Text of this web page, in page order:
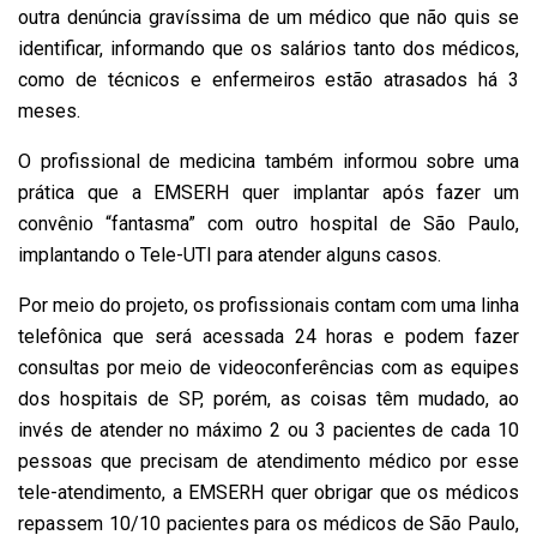
outra denúncia gravíssima de um médico que não quis se
identificar, informando que os salários tanto dos médicos,
como de técnicos e enfermeiros estão atrasados há 3
meses.
O profissional de medicina também informou sobre uma
prática que a EMSERH quer implantar após fazer um
convênio “fantasma” com outro hospital de São Paulo,
implantando o Tele-UTI para atender alguns casos.
Por meio do projeto, os profissionais contam com uma linha
telefônica que será acessada 24 horas e podem fazer
consultas por meio de videoconferências com as equipes
dos hospitais de SP, porém, as coisas têm mudado, ao
invés de atender no máximo 2 ou 3 pacientes de cada 10
pessoas que precisam de atendimento médico por esse
tele-atendimento, a EMSERH quer obrigar que os médicos
repassem 10/10 pacientes para os médicos de São Paulo,